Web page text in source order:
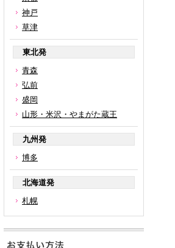
神戸
草津
東北発
青森
弘前
盛岡
山形・米沢・やまがた蔵王
九州発
博多
北海道発
札幌